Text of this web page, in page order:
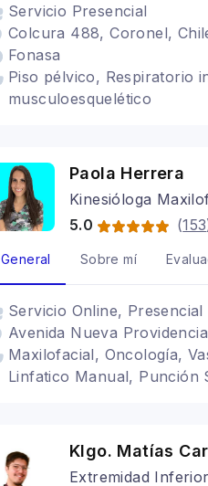
Servicio Presencial
Colcura 488, Coronel,
Fonasa
Piso pélvico, Respiratorio
musculoesquelético
Paola Herrera
Kinesióloga
5.0
(153
General Sobre mí
Servicio Online, Presencial
Avenida Nueva
Maxilofacial, Oncología,
Linfatico Manual, Punción
Klgo. Matías
Extremidad Inferior